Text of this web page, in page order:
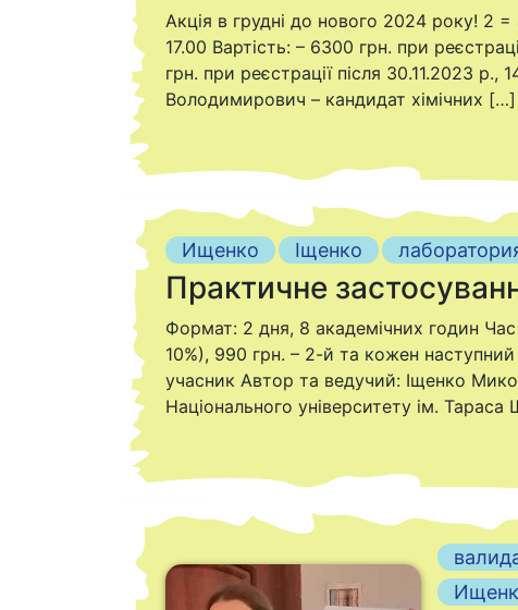
Акція в грудні до нового 2024 року! 2
17.00 Вартість: – 6300 грн. при
грн. при реєстрації після 30.11.2023
Володимирович – кандидат хімічних […]
Ищенко Іщенко
Практичне
Формат: 2 дня, 8 академічних годин
10%), 990 грн. – 2-й та кожен
учасник Автор та ведучий: Іщенко
Національного університету ім.